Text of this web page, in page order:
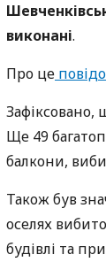
виконані.
Про це
Ще 49
балкони,
Також був
оселях
будівлі та